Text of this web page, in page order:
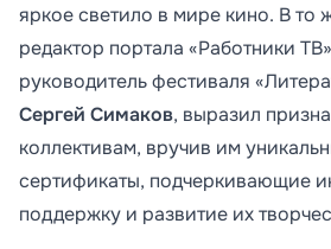
яркое светило в мире кино. В то
редактор портала «Работники
руководитель фестиваля
Сергей Симаков, выразил
коллективам, вручив им
сертификаты, подчеркивающие
поддержку и развитие их